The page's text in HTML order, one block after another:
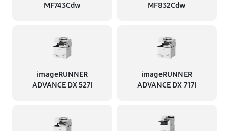
MF743Cdw
MF832Cdw
imageRUNNER
ADVANCE DX 527i
imageRUNNER
ADVANCE DX 717i